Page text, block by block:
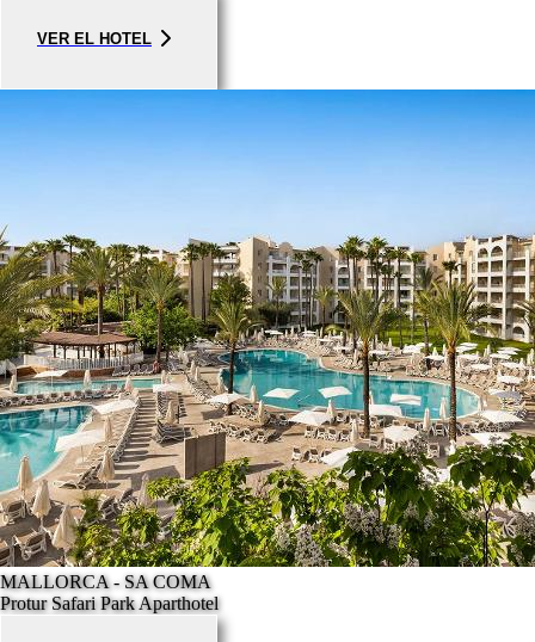
VER EL HOTEL
MALLORCA - SA COMA
Protur Safari Park Aparthotel